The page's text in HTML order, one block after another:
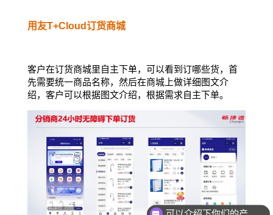
用友T+Cloud订货商城
客户在订货商城里自主下单，可以看到订哪些货，首
先需要统一商品名称，然后在商城上做详细图文介
绍，客户可以根据图文介绍，根据需求自主下单。